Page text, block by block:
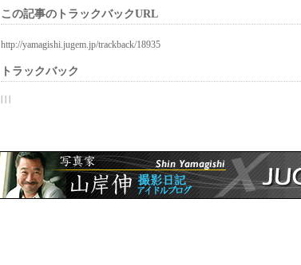
この記事のトラックバックURL
http://yamagishi.jugem.jp/trackback/18935
トラックバック
| | |